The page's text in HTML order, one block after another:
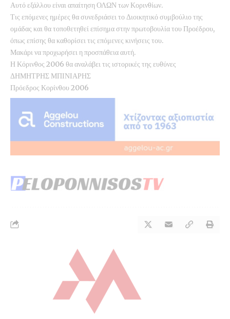
Αυτό εξάλλου είναι απαίτηση ΟΛΩΝ των Κορινθίων.
Τις επόμενες ημέρες θα συνεδριάσει το Διοικητικό συμβούλιο της
ομάδας και θα τοποθετηθεί επίσημα στην πρωτοβουλία του Προέδρου,
όπως επίσης θα καθορίσει τις επόμενες κινήσεις του.
Μακάρι να προχωρήσει η προσπάθεια αυτή.
Η Κόρινθος 2006 θα αναλάβει τις ιστορικές της ευθύνες
ΔΗΜΗΤΡΗΣ ΜΠΙΝΙΑΡΗΣ
Πρόεδρος Κορίνθου 2006